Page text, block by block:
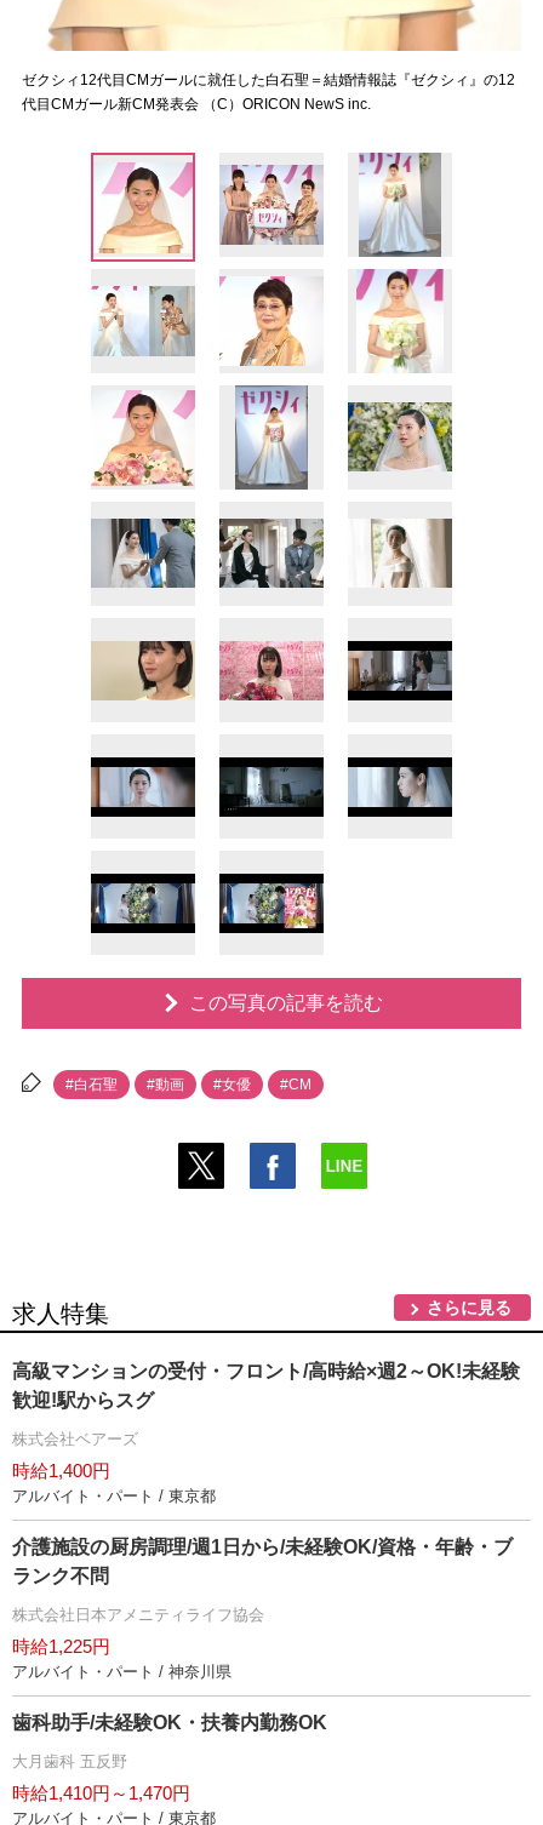
ゼクシィ12代目CMガールに就任した白石聖＝結婚情報誌『ゼクシィ』の12
代目CMガール新CM発表会 （C）ORICON NewS inc.
この写真の記事を読む
#白石聖 #動画 #女優 #CM
求人特集 さらに見る
高級マンションの受付・フロント/高時給×週2～OK!未経験
歓迎!駅からスグ
株式会社ベアーズ
時給1,400円
アルバイト・パート / 東京都
介護施設の厨房調理/週1日から/未経験OK/資格・年齢・ブ
ランク不問
株式会社日本アメニティライフ協会
時給1,225円
アルバイト・パート / 神奈川県
歯科助手/未経験OK・扶養内勤務OK
大月歯科 五反野
時給1,410円～1,470円
アルバイト・パート / 東京都